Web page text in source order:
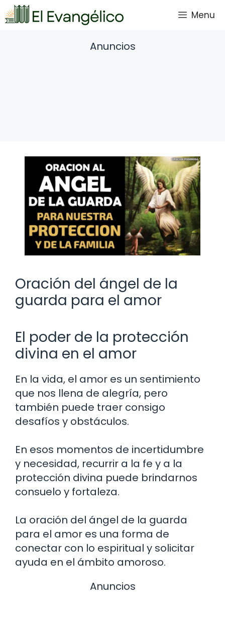
Saltar
al
Menu
Anuncios
Oración del ángel de la
guarda para el amor
El poder de la protección
divina en el amor
En la vida, el amor es un sentimiento
que nos llena de alegría, pero
también puede traer consigo
desafíos y obstáculos.
En esos momentos de incertidumbre
y necesidad, recurrir a la fe y a la
protección divina puede brindarnos
consuelo y fortaleza.
La oración del ángel de la guarda
para el amor es una forma de
conectar con lo espiritual y solicitar
ayuda en el ámbito amoroso.
Anuncios